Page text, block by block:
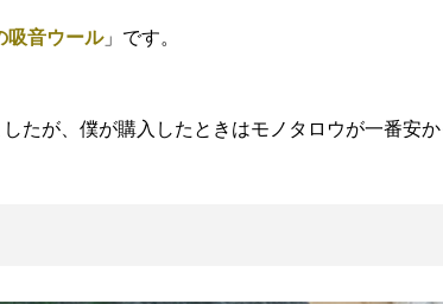
吸音ウール」です。
たが、僕が購入したときはモノタロウが一番安か